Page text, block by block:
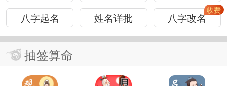
八字起名
姓名详批 八字改名
抽签算命